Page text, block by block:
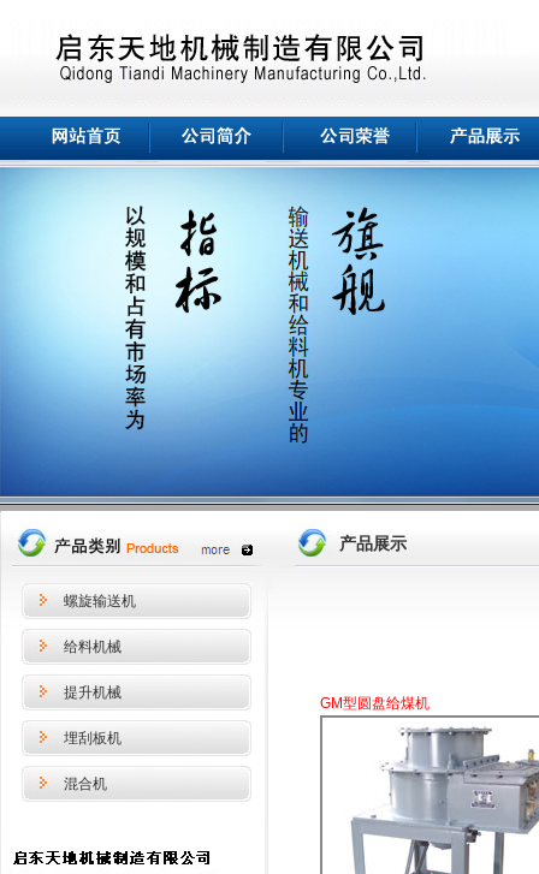
螺旋输送机
给料机械
提升机械
埋刮板机
混合机
产品展示
GM型圆盘给煤机